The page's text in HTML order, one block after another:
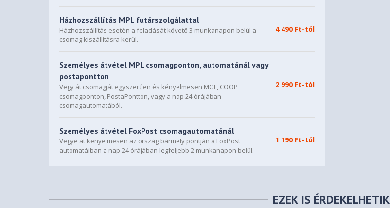
Házhozszállítás MPL futárszolgálattal
Házhozszállítás esetén a feladását követő 3 munkanapon belül a
csomag kiszállításra kerül.
4 490 Ft-tól
Személyes átvétel MPL csomagponton, automatánál vagy
postapontton
Vegy át csomagját egyszerűen és kényelmesen MOL, COOP
csomagponton, PostaPontton, vagy a nap 24 órájában
csomagautomatából.
2 990 Ft-tól
Személyes átvétel FoxPost csomagautomatánál
Vegye át kényelmesen az ország bármely pontján a FoxPost
automatáiban a nap 24 órájában legfeljebb 2 munkanapon belül.
1 190 Ft-tól
EZEK IS ÉRDEKELHETIK